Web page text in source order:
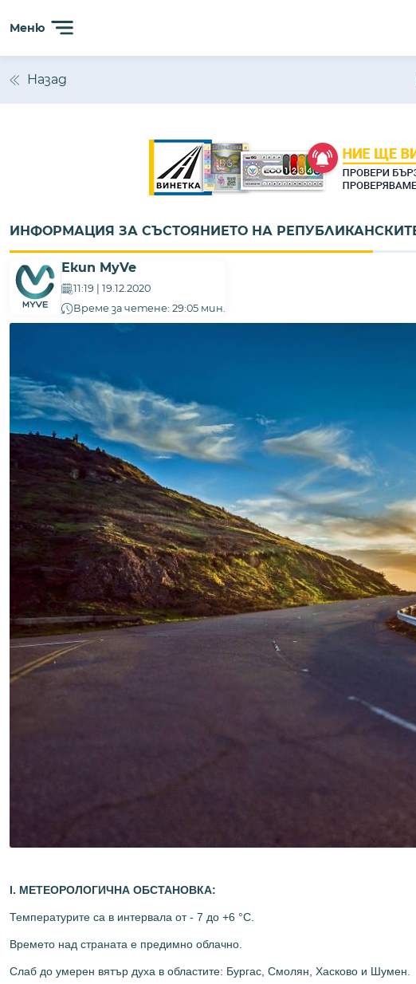
Сайтът използва 'бисквитки' (cookies) с цел безпроблемно
Меню
Назад
ИНФОРМАЦИЯ ЗА СЪСТОЯНИЕТО НА РЕПУБЛИКАНСКИТЕ
Екип MyVe
11:19 | 19.12.2020
Време за четене: 29:05 мин.
І. МЕТЕОРОЛОГИЧНА ОБСТАНОВКА:
Температурите са в интервала от - 7 до +6 °С.
Времето над страната е предимно облачно.
Слаб до умерен вятър духа в областите: Бургас, Смолян, Хасково и Шумен.